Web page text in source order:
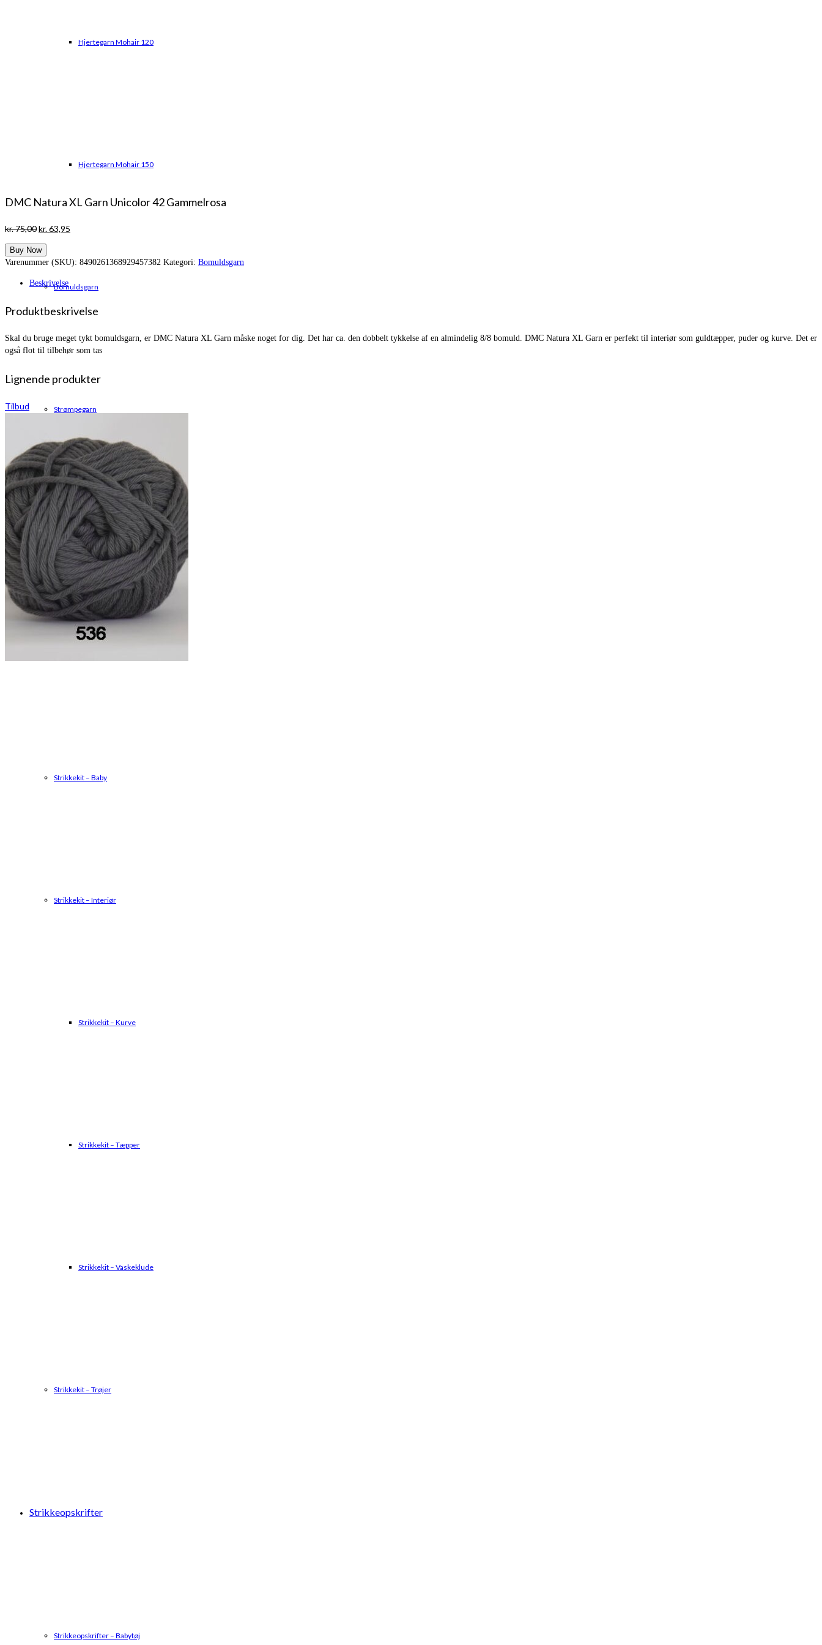
Hjertegarn Mohair 120
Hjertegarn Mohair 150
Bomuldsgarn
Strømpegarn
Silk Mohair
Strikkekit – Baby
Strikkekit – Interiør
Strikkekit – Kurve
Strikkekit – Tæpper
Strikkekit – Vaskeklude
Strikkekit – Trøjer
Strikkeopskrifter
Strikkeopskrifter – Babytøj
DMC Natura XL Garn Unicolor 42 Gammelrosa
kr.75,00Den
pris
var:
kr.63,95
er:
Buy Now
Varenummer (SKU): 8490261368929457382 Kategori: Bomuldsgarn
Beskrivelse
Produktbeskrivelse
Skal du bruge meget tykt bomuldsgarn, er DMC Natura XL Garn måske noget for dig. Det har ca. den dobbelt tykkelse af en almindelig 8/8 bomuld. DMC Natura XL Garn er perfekt til interiør som guldtæpper, puder og kurve. Det er
også flot til tilbehør som tas
Lignende produkter
Tilbud